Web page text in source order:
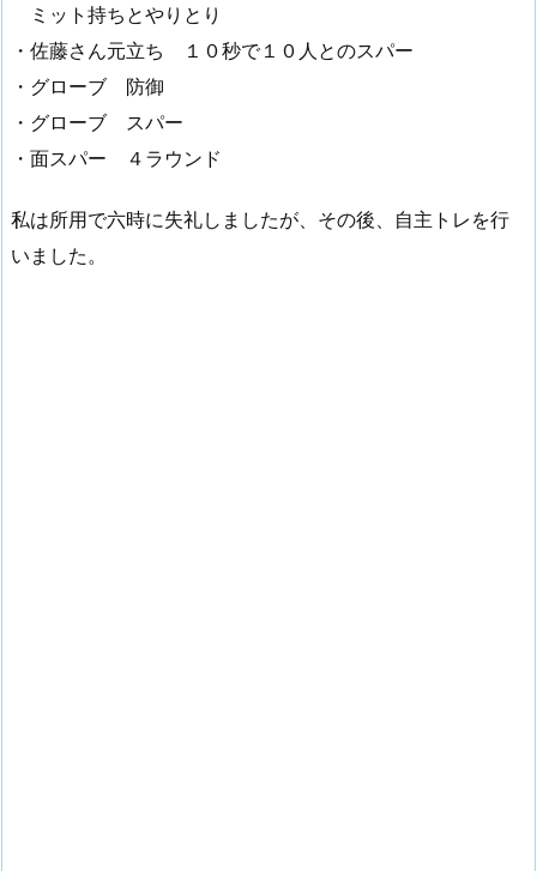
ミット持ちとやりとり
・佐藤さん元立ち １０秒で１０人とのスパー
・グローブ 防御
・グローブ スパー
・面スパー ４ラウンド
私は所用で六時に失礼しましたが、その後、自主トレを行
いました。